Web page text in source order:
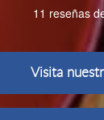
11 reseñas
Visita